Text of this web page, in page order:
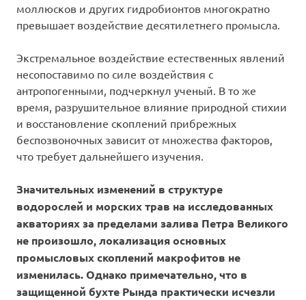
моллюсков и других гидробионтов многократно
превышает воздействие десятилетнего промысла.
Экстремальное воздействие естественных явлений
несопоставимо по силе воздействия с
антропогенными, подчеркнул ученый. В то же
время, разрушительное влияние природной стихии
и восстановление скоплений прибрежных
беспозвоночных зависит от множества факторов,
что требует дальнейшего изучения.
Значительных изменений в структуре
водорослей и морских трав на исследованных
акваториях за пределами залива Петра Великого
не произошло, локализация основных
промысловых скоплений макрофитов не
изменилась. Однако примечательно, что в
защищенной бухте Рында практически исчезли